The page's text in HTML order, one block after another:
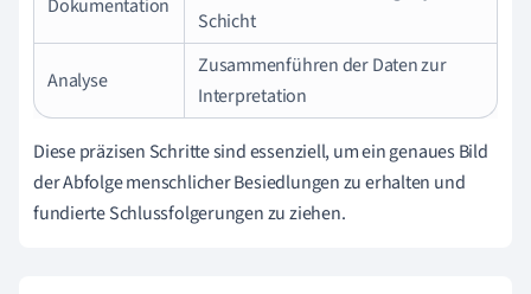
Dokumentation
Schicht
Analyse
Zusammenführen der Daten zur
Interpretation
Diese präzisen Schritte sind essenziell, um ein genaues Bild
der Abfolge menschlicher Besiedlungen zu erhalten und
fundierte Schlussfolgerungen zu ziehen.